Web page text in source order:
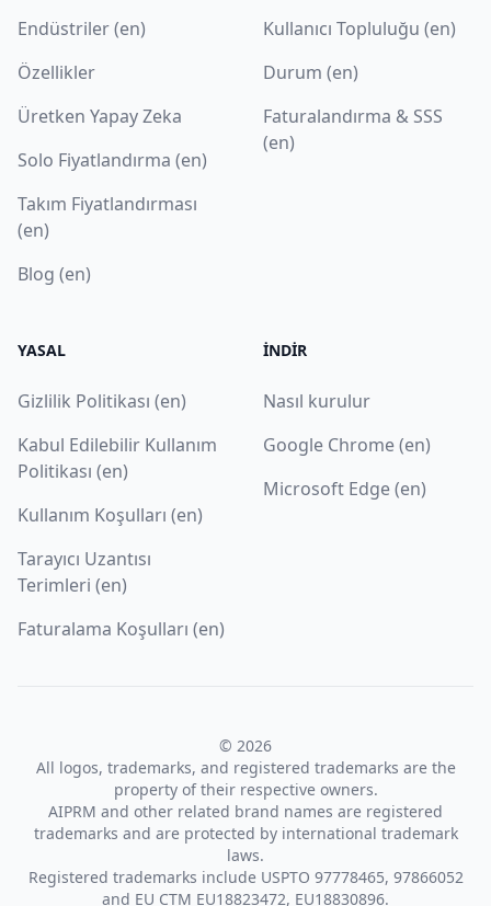
Endüstriler (en)
Özellikler
Üretken Yapay Zeka
Solo Fiyatlandırma (en)
Takım Fiyatlandırması
(en)
Blog (en)
Kullanıcı Topluluğu (en)
Durum (en)
Faturalandırma & SSS
(en)
YASAL
Gizlilik Politikası (en)
Kabul Edilebilir Kullanım
Politikası (en)
Kullanım Koşulları (en)
Tarayıcı Uzantısı
Terimleri (en)
Faturalama Koşulları (en)
İNDIR
Nasıl kurulur
Google Chrome (en)
Microsoft Edge (en)
© 2026
All logos, trademarks, and registered trademarks are the
property of their respective owners.
AIPRM and other related brand names are registered
trademarks and are protected by international trademark
laws.
Registered trademarks include USPTO 97778465, 97866052
and EU CTM EU18823472, EU18830896.